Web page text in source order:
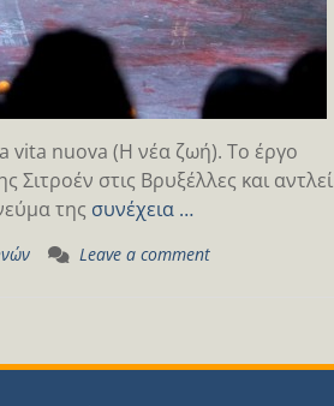
vita nuova (Η νέα ζωή). Το έργο
στις Βρυξέλλες και αντλεί
της συνέχεια …
Leave a comment